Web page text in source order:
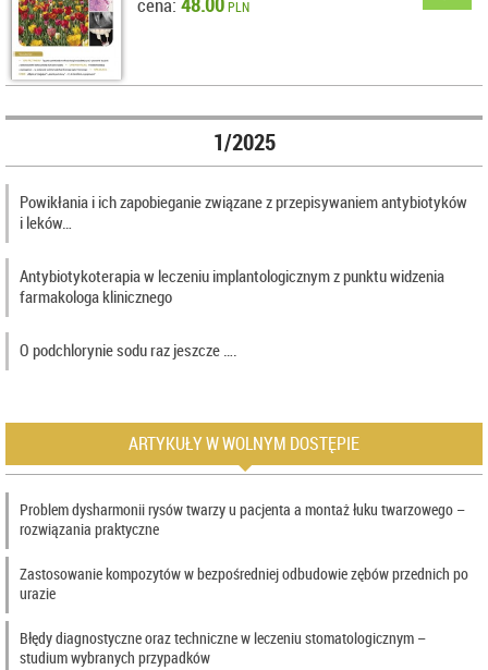
PLN
1/2025
Powikłania i ich zapobieganie związane z przepisywaniem antybiotyków
i leków…
Antybiotykoterapia w leczeniu implantologicznym z punktu widzenia
farmakologa klinicznego
O podchlorynie sodu raz jeszcze ….
ARTYKUŁY W WOLNYM DOSTĘPIE
Problem dysharmonii rysów twarzy u pacjenta a montaż łuku twarzowego –
rozwiązania praktyczne
Zastosowanie kompozytów w bezpośredniej odbudowie zębów przednich po
urazie
Błędy diagnostyczne oraz techniczne w leczeniu stomatologicznym –
studium wybranych przypadków